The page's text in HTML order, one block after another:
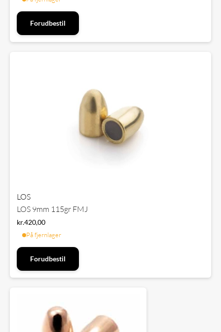
Forudbestil
LOS
LOS 9mm 115gr FMJ
kr.420,00
På fjernlager
Forudbestil